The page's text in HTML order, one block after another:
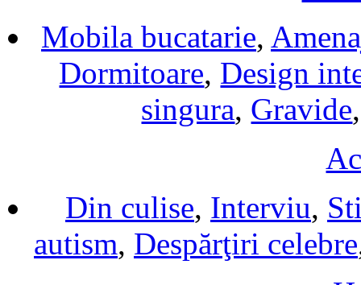
Mobila bucatarie,
Dormitoare, Design
singura, Gravide
Din culise, Interviu,
autism, Despărţiri celebre